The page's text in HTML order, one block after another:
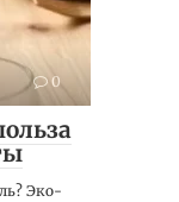
0
Эко-